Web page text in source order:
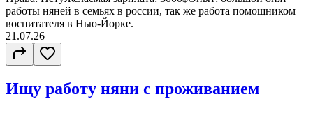
работы няней в семьях в россии, так же работа помощником
воспитателя в Нью-Йорке.
21.07.26
Ищу работу няни с проживанием